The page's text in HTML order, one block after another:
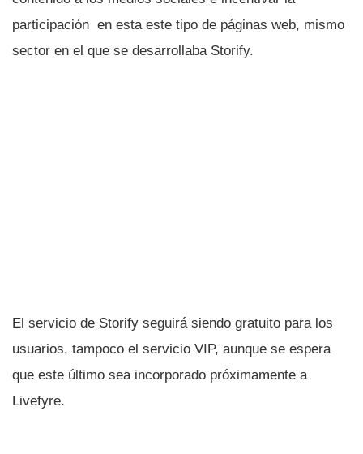
participación en esta este tipo de páginas web, mismo
sector en el que se desarrollaba Storify.
El servicio de Storify seguirá siendo gratuito para los
usuarios, tampoco el servicio VIP, aunque se espera
que este último sea incorporado próximamente a
Livefyre.